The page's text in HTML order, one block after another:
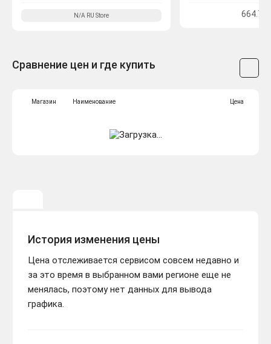
N/A RU Store 664.77
Сравнение цен и где купить
Магазин Наименование Цена
История изменения цены
Цена отслеживается сервисом совсем недавно и
за это время в выбранном вами регионе еще не
менялась, поэтому нет данных для вывода
графика.